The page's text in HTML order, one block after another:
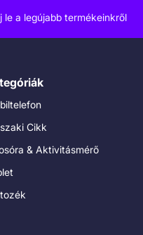
le a legújabb termékeinkről
Cikk
& Aktivitásmérő